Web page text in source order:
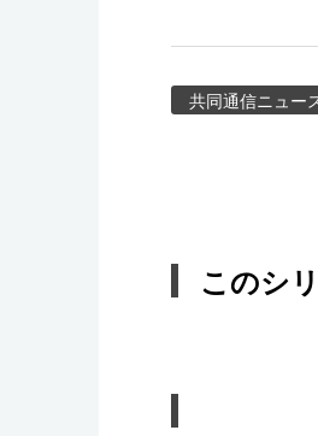
共同通信ニュー
このシ